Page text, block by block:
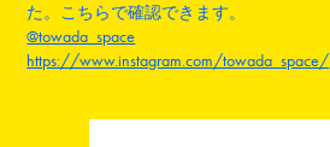
た。こちらで確認できます。
@towada_space
https://www.instagram.com/towada_space/